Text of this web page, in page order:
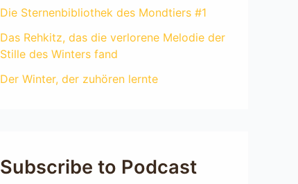
Die Sternenbibliothek des Mondtiers #1
Das Rehkitz, das die verlorene Melodie der
Stille des Winters fand
Der Winter, der zuhören lernte
Subscribe to Podcast